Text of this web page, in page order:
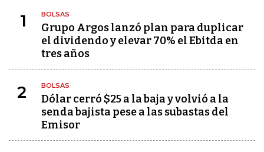
1 BOLSAS
Grupo Argos lanzó plan para duplicar
el dividendo y elevar 70% el Ebitda en
tres años
2 BOLSAS
Dólar cerró $25 a la baja y volvió a la
senda bajista pese a las subastas del
Emisor